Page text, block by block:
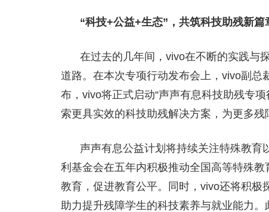
“科技+公益+生态”，共筑科技助残新篇
在过去的几年间，vivo在不断的实践与
道路。在本次专项行动发布会上，vivo副总
布，vivo将正式启动“声声有息科技助残专
索更具实效的科技助残解决方案，为更多残
声声有息公益计划将持续关注特殊教育
利基金会在五年内积极推动全国高等特殊
教育，促进教育公平。同时，vivo还将积极
助力提升残障学生的科技素养与就业能力